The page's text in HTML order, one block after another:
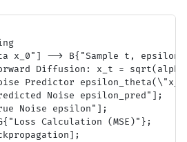
x_0"] --> B{"Sample t,
Diffusion: x_t =
Predictor
Noise epsilon_pred"];
Noise epsilon"];
Calculation (MSE)"};